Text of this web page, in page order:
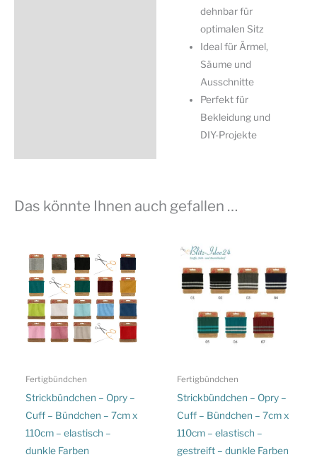
dehnbar für
optimalen Sitz
Ideal für Ärmel,
Säume und
Ausschnitte
Perfekt für
Bekleidung und
DIY-Projekte
Das könnte Ihnen auch gefallen …
Fertigbündchen
Strickbündchen – Opry –
Cuff – Bündchen – 7cm x
110cm – elastisch –
dunkle Farben
Fertigbündchen
Strickbündchen – Opry –
Cuff – Bündchen – 7cm x
110cm – elastisch –
gestreift – dunkle Farben